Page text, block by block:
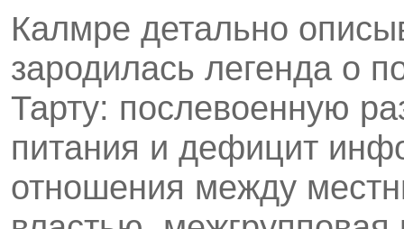
Калмре детально
зародилась легенда о
Тарту: послевоенную
питания и дефицит
отношения между